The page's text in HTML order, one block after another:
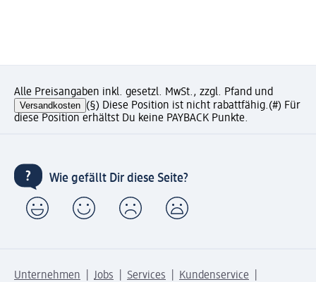
Alle Preisangaben inkl. gesetzl. MwSt., zzgl. Pfand und
Versandkosten (§) Diese Position ist nicht rabattfähig.(#) Für
diese Position erhältst Du keine PAYBACK Punkte.
Wie gefällt Dir diese Seite?
Unternehmen Jobs Services
Kundenservice